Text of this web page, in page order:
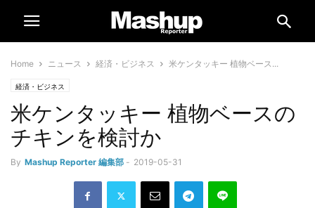
Home ニュース 経済・ビジネス 米ケンタッキー 植物ベース...
経済・ビジネス
米ケンタッキー 植物ベースの
チキンを検討か
By Mashup Reporter 編集部 - 2019-05-31